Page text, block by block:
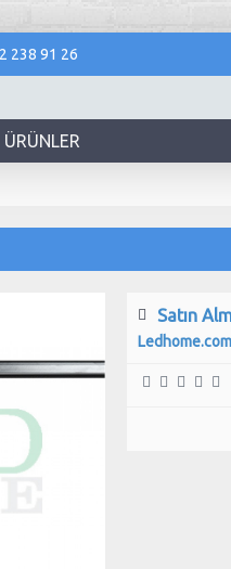
238 91 26
ÜRÜNLER
Satın